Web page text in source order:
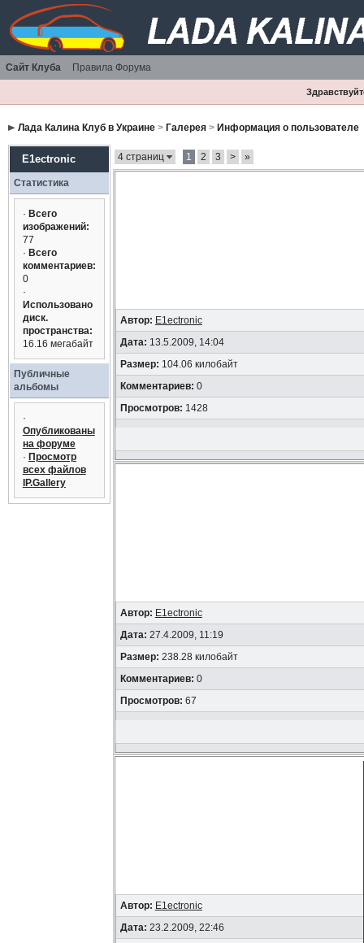
Сайт Клуба Правила Форума
Лада Калина Клуб в Украине> Галерея> Информация о пользователе
E1ectronic
Статистика
· Всего
изображений:
77
· Всего
комментариев:
0
·
Использовано
диск.
пространства:
16.16 мегабайт
Публичные
альбомы
·
Опубликованы
на форуме
· Просмотр
всех файлов
IP.Gallery
4 страниц 1 2 3 > »
Автор: E1ectronic
Дата: 13.5.2009, 14:04
Размер: 104.06 килобайт
Комментариев: 0
Просмотров: 1428
Автор: E1ectronic
Дата: 27.4.2009, 11:19
Размер: 238.28 килобайт
Комментариев: 0
Просмотров: 67
Автор: E1ectronic
Дата: 23.2.2009, 22:46